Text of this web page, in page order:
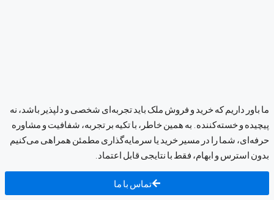
ما باور داریم که خرید و فروش ملک باید تجربه‌ای شخصی و دلپذیر باشد، نه
پیچیده و خسته‌کننده. به همین خاطر، با تکیه بر تجربه، شفافیت و مشاوره
حرفه‌ای، شما را در مسیر خرید یا سرمایه‌گذاری مطمئن همراهی می‌کنیم
بدون استرس و ابهام، فقط با نتایجی قابل اعتماد.
تماس با ما